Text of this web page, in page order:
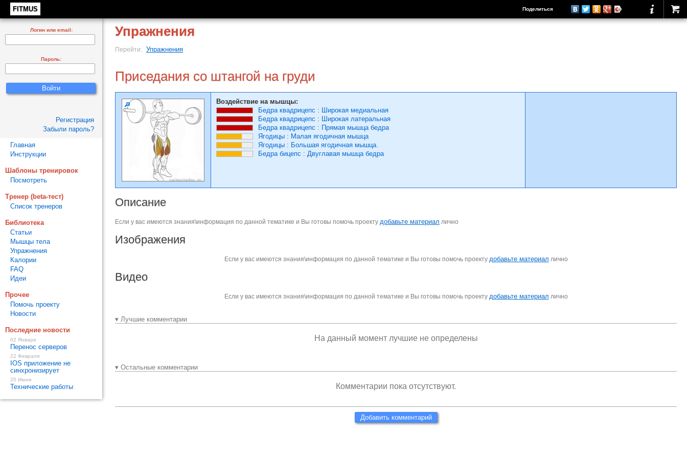
FITMUS Поделиться
Упражнения
Перейти: Упражнения
Приседания со штангой на груди
Воздействие на мышцы:
Бедра квадрицепс : Широкая медиальная
Бедра квадрицепс : Широкая латеральная
Бедра квадрицепс : Прямая мышца бедра
Ягодицы : Малая ягодичная мышца
Ягодицы : Большая ягодичная мышца.
Бедра бицепс : Двуглавая мышца бедра
Описание
Если у вас имеются знания\информация по данной тематике и Вы готовы помочь проекту добавьте материал лично
Изображения
Если у вас имеются знания\информация по данной тематике и Вы готовы помочь проекту добавьте материал лично
Видео
Если у вас имеются знания\информация по данной тематике и Вы готовы помочь проекту добавьте материал лично
▾ Лучшие комментарии
На данный момент лучшие не определены
▾ Остальные комментарии
Комментарии пока отсутствуют.
Добавить комментарий
Логин или email:
Пароль:
Регистрация
Забыли пароль?
Главная
Инструкции
Шаблоны тренировок
Посмотреть
Тренер (beta-тест)
Список тренеров
Библиотека
Статьи
Мышцы тела
Упражнения
Калории
FAQ
Идеи
Прочее
Помочь проекту
Новости
Последние новости
02 Января
Перенос серверов
22 Февраля
IOS приложение не
синхронизирует
20 Июня
Технические работы